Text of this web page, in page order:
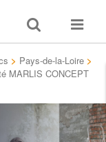
Toggle
search
Toggle
> Pays-de-la-Loire >
MARLIS CONCEPT